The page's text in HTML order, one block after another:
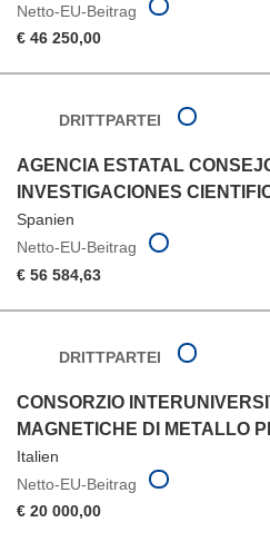
Netto-EU-Beitrag
€ 46 250,00
DRITTPARTEI
AGENCIA ESTATAL
INVESTIGACIONES
Spanien
Netto-EU-Beitrag
€ 56 584,63
DRITTPARTEI
CONSORZIO
MAGNETICHE DI METALLO
Italien
Netto-EU-Beitrag
€ 20 000,00